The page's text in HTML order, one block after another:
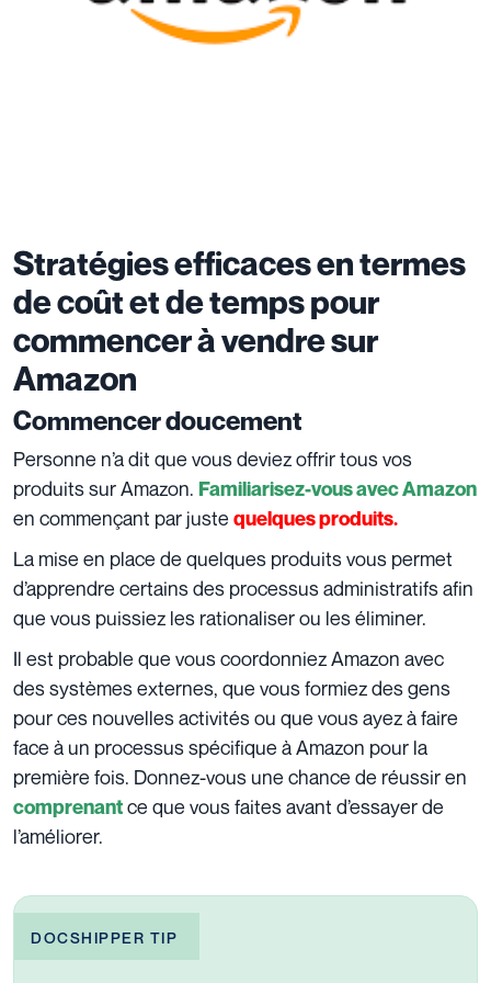
Stratégies efficaces en termes
de coût et de temps pour
commencer à vendre sur
Amazon
Commencer doucement
Personne n’a dit que vous deviez offrir tous vos
produits sur Amazon. Familiarisez-vous avec Amazon
en commençant par juste quelques produits.
La mise en place de quelques produits vous permet
d’apprendre certains des processus administratifs afin
que vous puissiez les rationaliser ou les éliminer.
Il est probable que vous coordonniez Amazon avec
des systèmes externes, que vous formiez des gens
pour ces nouvelles activités ou que vous ayez à faire
face à un processus spécifique à Amazon pour la
première fois. Donnez-vous une chance de réussir en
comprenantce que vous faites avant d’essayer de
l’améliorer.
DOCSHIPPER TIP